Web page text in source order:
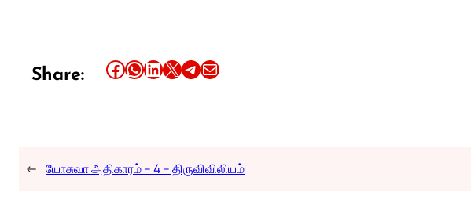
Share: Share this article on Facebook Share this article on WhatsApp Share this article on LinkedIn Share this article on X Share this article on TelegramEmail this Article
← யோசுவா அதிகாரம் – 4 – திருவிவிலியம்